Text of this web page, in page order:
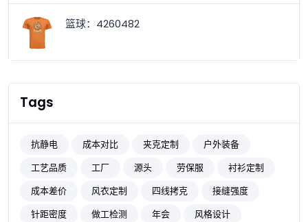
篮球：4260482
Tags
抗静电 成本对比 夹克定制
户外装备
工艺品质
工厂 源头 劳保服
衬衫定制
成本差价
风衣定制 四线拷克
接缝强度
针距密度
做工检测 年会
风格设计